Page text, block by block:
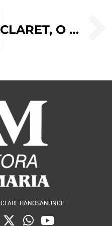
CLARET, O APÓSTOLO DA TERNURA
CLARETIANOSANUNCIE